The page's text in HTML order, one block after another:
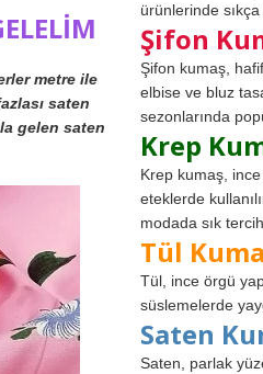
metre ile
saten
gelen saten
ürünlerinde sıkça
Şifon
Şifon kumaş,
elbise ve bluz
sezonlarında
Krep
Krep kumaş,
eteklerde
modada sık
Tül
Tül, ince örgü
süslemelerde
Saten
Saten, parlak